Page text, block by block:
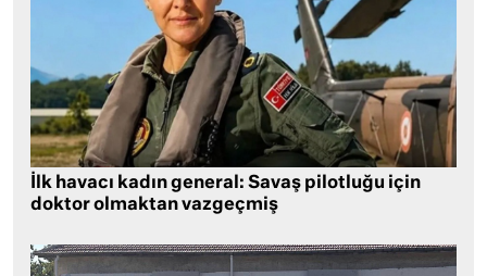
İlk havacı kadın general: Savaş pilotluğu için
doktor olmaktan vazgeçmiş